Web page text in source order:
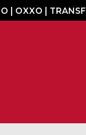
| OXXO |